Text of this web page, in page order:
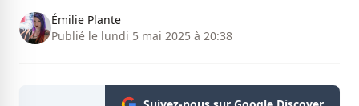
Émilie Plante
Publié le lundi 5 mai 2025 à 20:38